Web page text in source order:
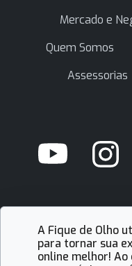
Mercado e
Quem Somos
Assessorias
A Fique de Olho
para tornar sua
online melhor! Ao